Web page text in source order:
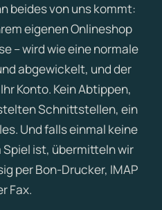
beides von uns kommt:
eigenen Onlineshop
– wird wie eine normale
abgewickelt, und der
Konto. Kein Abtippen,
Schnittstellen, ein
Und falls einmal keine
ist, übermitteln wir
per Bon-Drucker, IMAP
Fax.